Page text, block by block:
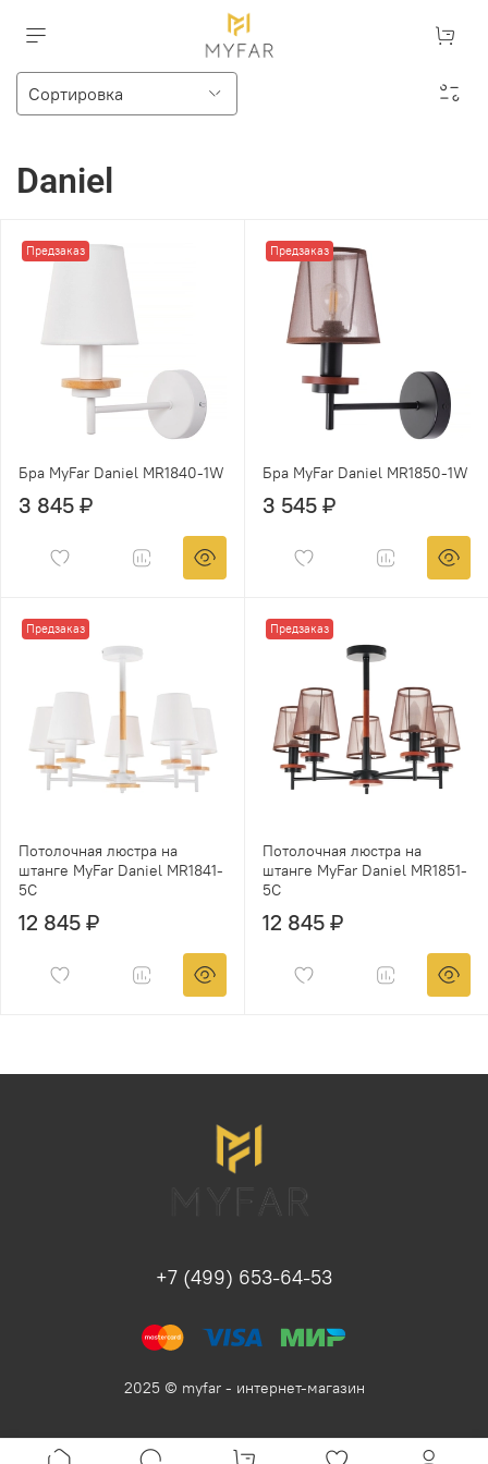
Daniel
Предзаказ
Бра MyFar Daniel MR1840-1W
3 845 ₽
Предзаказ
Бра MyFar Daniel MR1850-1W
3 545 ₽
Предзаказ
Потолочная люстра на
штанге MyFar Daniel MR1841-
5C
12 845 ₽
Предзаказ
Потолочная люстра на
штанге MyFar Daniel MR1851-
5C
12 845 ₽
+7 (499) 653-64-53
2025 © myfar - интернет-магазин